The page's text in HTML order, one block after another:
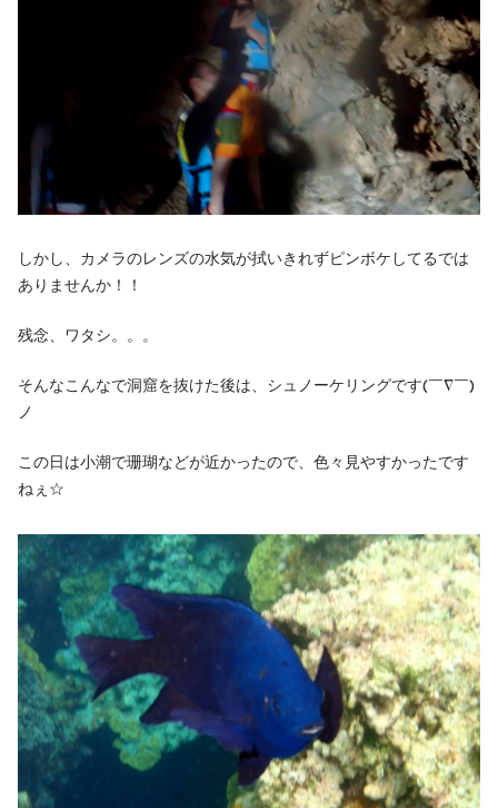
しかし、カメラのレンズの水気が拭いきれずピンボケしてるでは
ありませんか！！
残念、ワタシ。。。
そんなこんなで洞窟を抜けた後は、シュノーケリングです(￣∇￣)
ノ
この日は小潮で珊瑚などが近かったので、色々見やすかったです
ねぇ☆